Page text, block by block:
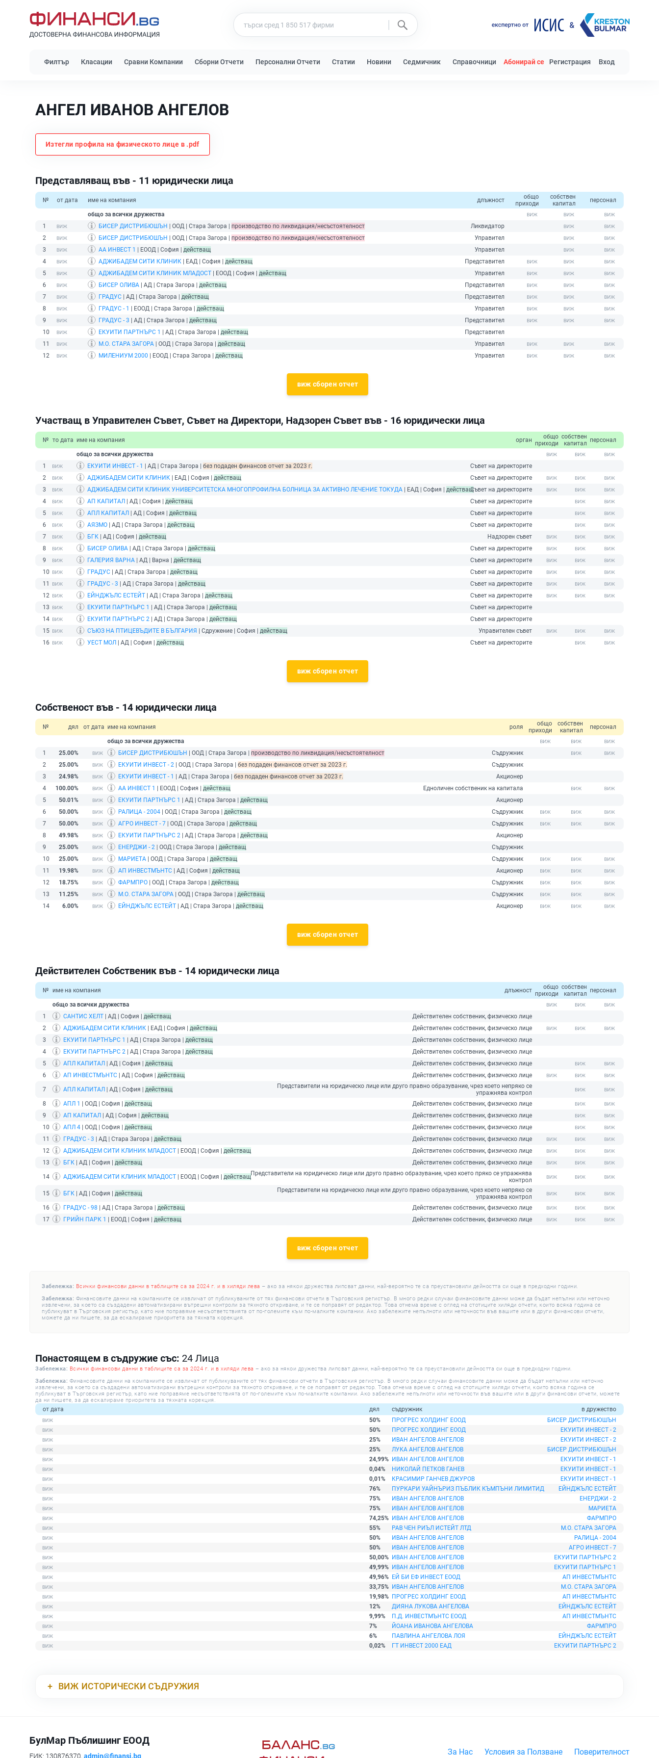
Филтър Класации Сравни Компании Сборни Отчети Персонални Отчети Статии Новини Седмичник Справочници Абонирай се Регистрация Вход
АНГЕЛ ИВАНОВ АНГЕЛОВ
Изтегли профила на физическото лице в .pdf
Представляващ във - 11 юридически лица
№ от дата име на компания длъжност
общо
приходи
собствен
капитал
персонал
общо за всички дружества
1
БИСЕР ДИСТРИБЮШЪН | ООД | Стара Загора | производство по ликвидация/несъстоятелност
Ликвидатор
2
БИСЕР ДИСТРИБЮШЪН | ООД | Стара Загора | производство по ликвидация/несъстоятелност
Управител
3
АА ИНВЕСТ 1 | ЕООД | София | действащ
Управител
4
АДЖИБАДЕМ СИТИ КЛИНИК | ЕАД | София | действащ
Представител
5
АДЖИБАДЕМ СИТИ КЛИНИК МЛАДОСТ | ЕООД | София | действащ
Управител
6
БИСЕР ОЛИВА | АД | Стара Загора | действащ
Представител
7
ГРАДУС | АД | Стара Загора | действащ
Представител
8
ГРАДУС - 1 | ЕООД | Стара Загора | действащ
Управител
9
ГРАДУС - 3 | АД | Стара Загора | действащ
Представител
10
ЕКУИТИ ПАРТНЪРС 1 | АД | Стара Загора | действащ
Представител
11
М.О. СТАРА ЗАГОРА | ООД | Стара Загора | действащ
Управител
12
МИЛЕНИУМ 2000 | ЕООД | Стара Загора | действащ Управител
виж сборен отчет
Участващ в Управителен Съвет, Съвет на Директори, Надзорен Съвет във - 16 юридически лица
№ то дата име на компания орган
общо
приходи
собствен
капитал персонал
общо за всички дружества
1
ЕКУИТИ ИНВЕСТ - 1 | АД | Стара Загора | без подаден финансов отчет за 2023 г.
Съвет на директорите
2
АДЖИБАДЕМ СИТИ КЛИНИК | ЕАД | София | действащ
Съвет на директорите
3
АДЖИБАДЕМ СИТИ КЛИНИК УНИВЕРСИТЕТСКА МНОГОПРОФИЛНА БОЛНИЦА ЗА АКТИВНО ЛЕЧЕНИЕ ТОКУДА | ЕАД | София | действащСъвет на директорите
4
АП КАПИТАЛ | АД | София | действащ
Съвет на директорите
5
АПЛ КАПИТАЛ | АД | София | действащ
Съвет на директорите
6
АЯЗМО | АД | Стара Загора | действащ
Съвет на директорите
7
БГК | АД | София | действащ
Надзорен съвет
8
БИСЕР ОЛИВА | АД | Стара Загора | действащ
Съвет на директорите
9
ГАЛЕРИЯ ВАРНА | АД | Варна | действащ
Съвет на директорите
10
ГРАДУС | АД | Стара Загора | действащ
Съвет на директорите
11
ГРАДУС - 3 | АД | Стара Загора | действащ
Съвет на директорите
12
ЕЙНДЖЪЛС ЕСТЕЙТ | АД | Стара Загора | действащ
Съвет на директорите
13
ЕКУИТИ ПАРТНЪРС 1 | АД | Стара Загора | действащ
Съвет на директорите
14
ЕКУИТИ ПАРТНЪРС 2 | АД | Стара Загора | действащ
Съвет на директорите
15
СЪЮЗ НА ПТИЦЕВЪДИТЕ В БЪЛГАРИЯ | Сдружение | София | действащ
Управителен съвет
16
УЕСТ МОЛ | АД | София | действащ Съвет на директорите
виж сборен отчет
Собственост във - 14 юридически лица
№ дял от дата име на компания роля
общо
приходи
собствен
капитал
персонал
общо за всички дружества
1
25.00% БИСЕР ДИСТРИБЮШЪН | ООД | Стара Загора | производство по ликвидация/несъстоятелност
Съдружник
2
25.00% ЕКУИТИ ИНВЕСТ - 2 | ООД | Стара Загора | без подаден финансов отчет за 2023 г.
Съдружник
3
24.98% ЕКУИТИ ИНВЕСТ - 1 | АД | Стара Загора | без подаден финансов отчет за 2023 г.
Акционер
4
100.00% АА ИНВЕСТ 1 | ЕООД | София | действащ
Едноличен собственик на капитала
5
50.01% ЕКУИТИ ПАРТНЪРС 1 | АД | Стара Загора | действащ
Акционер
6
50.00% РАЛИЦА - 2004 | ООД | Стара Загора | действащ
Съдружник
7
50.00% АГРО ИНВЕСТ - 7 | ООД | Стара Загора | действащ
Съдружник
8
49.98% ЕКУИТИ ПАРТНЪРС 2 | АД | Стара Загора | действащ
Акционер
9
25.00% ЕНЕРДЖИ - 2 | ООД | Стара Загора | действащ
Съдружник
10
25.00% МАРИЕТА | ООД | Стара Загора | действащ
Съдружник
11
19.98% АП ИНВЕСТМЪНТС | АД | София | действащ
Акционер
12
18.75% ФАРМПРО | ООД | Стара Загора | действащ
Съдружник
13
11.25% М.О. СТАРА ЗАГОРА | ООД | Стара Загора | действащ
Съдружник
14
6.00% ЕЙНДЖЪЛС ЕСТЕЙТ | АД | Стара Загора | действащ Акционер
виж сборен отчет
Действителен Собственик във - 14 юридически лица
№ име на компания длъжност
общо
приходи
собствен
капитал персонал
общо за всички дружества
1
САНТИС ХЕЛТ | АД | София | действащ
Действителен собственик, физическо лице
2
АДЖИБАДЕМ СИТИ КЛИНИК | ЕАД | София | действащ
Действителен собственик, физическо лице
3
ЕКУИТИ ПАРТНЪРС 1 | АД | Стара Загора | действащ
Действителен собственик, физическо лице
4
ЕКУИТИ ПАРТНЪРС 2 | АД | Стара Загора | действащ
Действителен собственик, физическо лице
5
АПЛ КАПИТАЛ | АД | София | действащ
Действителен собственик, физическо лице
6
АП ИНВЕСТМЪНТС | АД | София | действащ Действителен собственик, физическо лице
7 АПЛ КАПИТАЛ | АД | София | действащ
Представители на юридическо лице или друго правно образувание, чрез което непряко се
упражнява контрол
8
АПЛ 1 | ООД | София | действащ
Действителен собственик, физическо лице
9
АП КАПИТАЛ | АД | София | действащ
Действителен собственик, физическо лице
10
АПЛ 4 | ООД | София | действащ
Действителен собственик, физическо лице
11
ГРАДУС - 3 | АД | Стара Загора | действащ
Действителен собственик, физическо лице
12
АДЖИБАДЕМ СИТИ КЛИНИК МЛАДОСТ | ЕООД | София | действащ
Действителен собственик, физическо лице
13
БГК | АД | София | действащ Действителен собственик, физическо лице
14 АДЖИБАДЕМ СИТИ КЛИНИК МЛАДОСТ | ЕООД | София | действащПредставители на юридическо лице или друго правно образувание, чрез което пряко се упражнява
контрол
15
БГК | АД | София | действащ
Представители на юридическо лице или друго правно образувание, чрез което непряко се
упражнява контрол
16
ГРАДУС - 98 | АД | Стара Загора | действащ
Действителен собственик, физическо лице
17
ГРИЙН ПАРК 1 | ЕООД | София | действащ Действителен собственик, физическо лице
виж сборен отчет
Забележка: Всички финансови данни в таблиците са за 2024 г. и в хиляди лева – ако за някои дружества липсват данни, най-вероятно те са преустановили дейността си още в предходни години.
Забележка: Финансовите данни на компаниите се извличат от публикуваните от тях финансови отчети в Търговския регистър. В много редки случаи финансовите данни може да бъдат непълни или неточно
извлечени, за което са създадени автоматизирани вътрешни контроли за тяхното откриване, и те се поправят от редактор. Това отнема време с оглед на стотиците хиляди отчети, които всяка година се
публикуват в Търговския регистър, като ние поправяме несъответствията от по-големите към по-малките компании. Ако забележите непълноти или неточности във вашите или в други финансови отчети,
можете да ни пишете, за да ескалираме приоритета за тяхната корекция.
Понастоящем в съдружие със: 24 Лица
Забележка: Всички финансови данни в таблиците са за 2024 г. и в хиляди лева – ако за някои дружества липсват данни, най-вероятно те са преустановили дейността си още в предходни години.
Забележка: Финансовите данни на компаниите се извличат от публикуваните от тях финансови отчети в Търговския регистър. В много редки случаи финансовите данни може да бъдат непълни или неточно
извлечени, за което са създадени автоматизирани вътрешни контроли за тяхното откриване, и те се поправят от редактор. Това отнема време с оглед на стотиците хиляди отчети, които всяка година се
публикуват в Търговския регистър, като ние поправяме несъответствията от по-големите към по-малките компании. Ако забележите непълноти или неточности във вашите или в други финансови отчети, можете
да ни пишете, за да ескалираме приоритета за тяхната корекция.
от дата дял съдружник
в дружество
50%
ПРОГРЕС ХОЛДИНГ ЕООД
БИСЕР ДИСТРИБЮШЪН
50%
ПРОГРЕС ХОЛДИНГ ЕООД
ЕКУИТИ ИНВЕСТ - 2
25%
ИВАН АНГЕЛОВ АНГЕЛОВ
ЕКУИТИ ИНВЕСТ - 2
25%
ЛУКА АНГЕЛОВ АНГЕЛОВ
БИСЕР ДИСТРИБЮШЪН
24,99% ИВАН АНГЕЛОВ АНГЕЛОВ
ЕКУИТИ ИНВЕСТ - 1
0,04%
НИКОЛАЙ ПЕТКОВ ГАНЕВ
ЕКУИТИ ИНВЕСТ - 1
0,01%
КРАСИМИР ГАНЧЕВ ДЖУРОВ
ЕКУИТИ ИНВЕСТ - 1
76%
ПУРКАРИ УАЙНЪРИЗ ПЪБЛИК КЪМПЪНИ ЛИМИТИД
ЕЙНДЖЪЛС ЕСТЕЙТ
75%
ИВАН АНГЕЛОВ АНГЕЛОВ
ЕНЕРДЖИ - 2
75%
ИВАН АНГЕЛОВ АНГЕЛОВ
МАРИЕТА
74,25% ИВАН АНГЕЛОВ АНГЕЛОВ
ФАРМПРО
55%
РАВ ЧЕН РИЪЛ ИСТЕЙТ ЛТД
М.О. СТАРА ЗАГОРА
50%
ИВАН АНГЕЛОВ АНГЕЛОВ
РАЛИЦА - 2004
50%
ИВАН АНГЕЛОВ АНГЕЛОВ
АГРО ИНВЕСТ - 7
50,00% ИВАН АНГЕЛОВ АНГЕЛОВ
ЕКУИТИ ПАРТНЪРС 2
49,99% ИВАН АНГЕЛОВ АНГЕЛОВ
ЕКУИТИ ПАРТНЪРС 1
49,96% ЕЙ БИ ЕФ ИНВЕСТ ЕООД
АП ИНВЕСТМЪНТС
33,75% ИВАН АНГЕЛОВ АНГЕЛОВ
М.О. СТАРА ЗАГОРА
19,98% ПРОГРЕС ХОЛДИНГ ЕООД
АП ИНВЕСТМЪНТС
12%
ДИЯНА ЛУКОВА АНГЕЛОВА
ЕЙНДЖЪЛС ЕСТЕЙТ
9,99%
П.Д. ИНВЕСТМЪНТС ЕООД
АП ИНВЕСТМЪНТС
7%
ЙОАНА ИВАНОВА АНГЕЛОВА
ФАРМПРО
6%
ПАВЛИНА АНГЕЛОВА ЛОЯ
ЕЙНДЖЪЛС ЕСТЕЙТ
0,02%
ГТ ИНВЕСТ 2000 ЕАД ЕКУИТИ ПАРТНЪРС 2
ВИЖ ИСТОРИЧЕСКИ СЪДРУЖИЯ
БулМар Пъблишинг ЕООД
ЕИК: 130876370, admin@finansi.bg За Нас Условия за Ползване Поверителност